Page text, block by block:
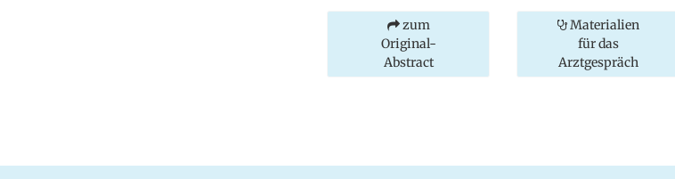
zum
Original-
Abstract
Materialien
für das
Arztgespräch